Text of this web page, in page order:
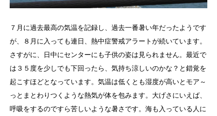
７月に過去最高の気温を記録し、過去一番暑い年だったようです
が、８月に入っても連日、熱中症警戒アラートが続いています。
さすがに、日中にセンターにも子供の姿は見られません。最近で
は３５度を少しでも下回ったら、気持ち涼しいのかな？と錯覚を
起こすほどとなっています。気温は低くとも湿度が高いとモア～
っとまとわりつくような熱気が体を包みます。大げさにいえば、
呼吸をするのですら苦しいような暑さです。海も入っている人に